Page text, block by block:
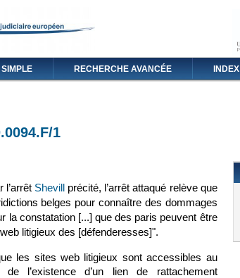
RECHERCHE AVANCÉE INDEX
1
l’arrêt Shevill
précité, l’arrêt attaqué relève que
belges pour connaître des dommages
la constatation [...] que des paris peuvent être
litigieux des [défenderesses]".
les sites web litigieux sont accessibles au
l’existence d’un lien de rattachement